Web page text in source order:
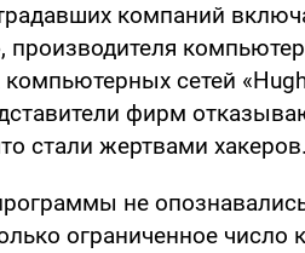
компаний
производителя
сетей
фирм
стали жертвами хакеров.
не
ограниченное